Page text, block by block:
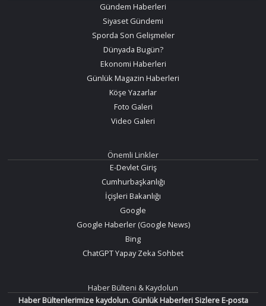
Gündem Haberleri
Siyaset Gündemi
Sporda Son Gelişmeler
Dünyada Bugün?
Ekonomi Haberleri
Günlük Magazin Haberleri
Köşe Yazarlar
Foto Galeri
Video Galeri
Önemli Linkler
E-Devlet Giriş
Cumhurbaşkanlığı
İçişleri Bakanlığı
Google
Google Haberler (Google News)
Bing
ChatGPT Yapay Zeka Sohbet
Haber Bülteni & Kaydolun
Haber Bültenlerimize kaydolun. Günlük Haberleri Sizlere E-posta